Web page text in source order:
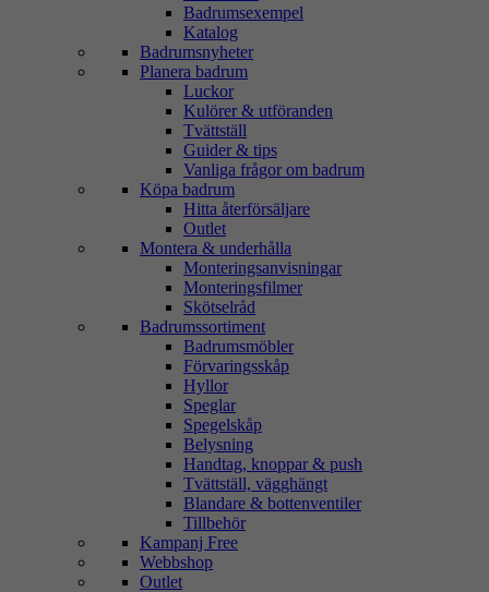
Badrumsexempel
Katalog
Badrumsnyheter
Planera badrum
Luckor
Kulörer & utföranden
Tvättställ
Guider & tips
Vanliga frågor om badrum
Köpa badrum
Hitta återförsäljare
Outlet
Montera & underhålla
Monteringsanvisningar
Monteringsfilmer
Skötselråd
Badrumssortiment
Badrumsmöbler
Förvaringsskåp
Hyllor
Speglar
Spegelskåp
Belysning
Handtag, knoppar & push
Tvättställ, vägghängt
Blandare & bottenventiler
Tillbehör
Kampanj Free
Webbshop
Outlet